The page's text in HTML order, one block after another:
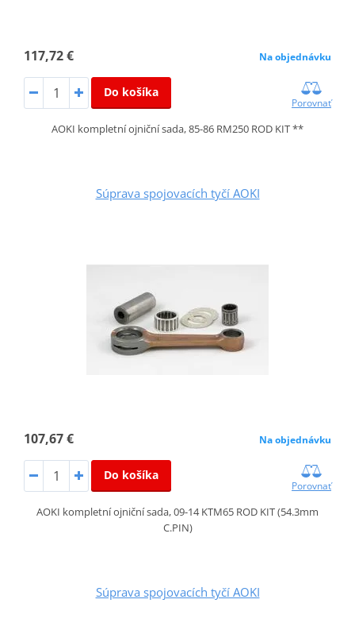
117,72 € Na objednávku
Do košíka
Porovnať
AOKI kompletní ojniční sada, 85-86 RM250 ROD KIT **
Súprava spojovacích tyčí AOKI
107,67 € Na objednávku
Do košíka
Porovnať
AOKI kompletní ojniční sada, 09-14 KTM65 ROD KIT (54.3mm
C.PIN)
Súprava spojovacích tyčí AOKI